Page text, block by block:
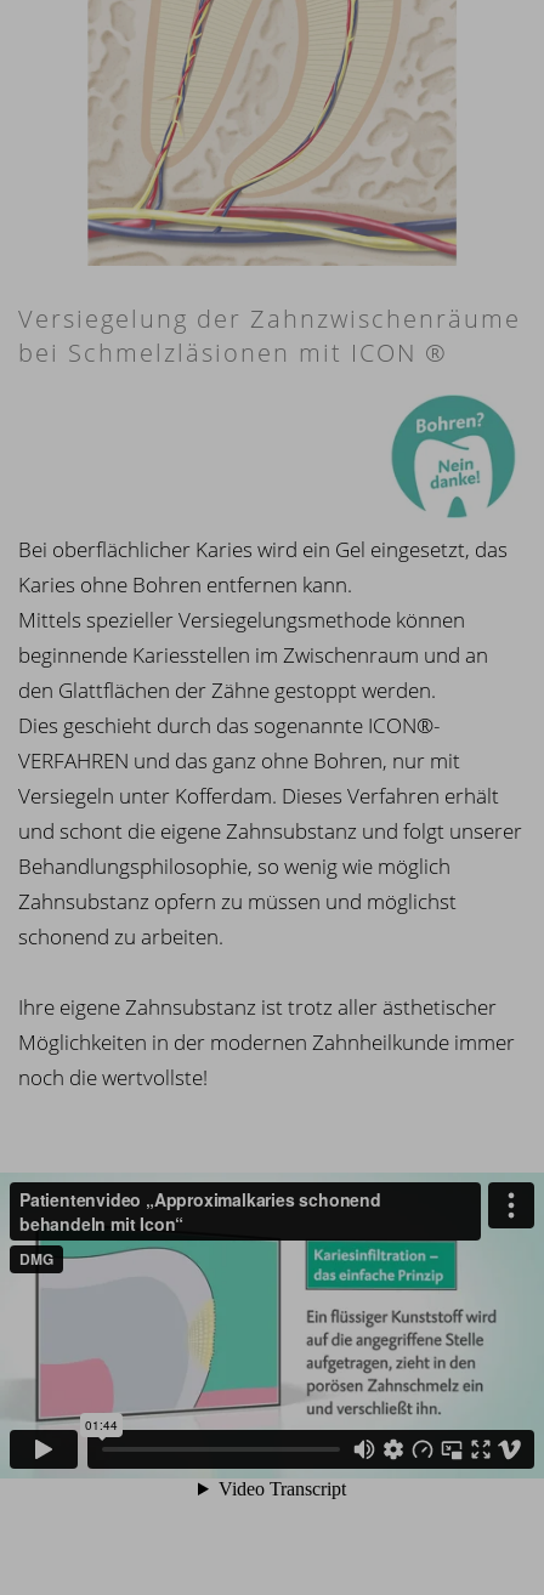
Versiegelung der Zahnzwischenräume
bei Schmelzläsionen mit ICON ®
Bei oberflächlicher Karies wird ein Gel eingesetzt, das
Karies ohne Bohren entfernen kann.
Mittels spezieller Versiegelungsmethode können
beginnende Kariesstellen im Zwischenraum und an
den Glattflächen der Zähne gestoppt werden.
Dies geschieht durch das sogenannte ICON®-
VERFAHREN und das ganz ohne Bohren, nur mit
Versiegeln unter Kofferdam. Dieses Verfahren erhält
und schont die eigene Zahnsubstanz und folgt unserer
Behandlungsphilosophie, so wenig wie möglich
Zahnsubstanz opfern zu müssen und möglichst
schonend zu arbeiten.
Ihre eigene Zahnsubstanz ist trotz aller ästhetischer
Möglichkeiten in der modernen Zahnheilkunde immer
noch die wertvollste!